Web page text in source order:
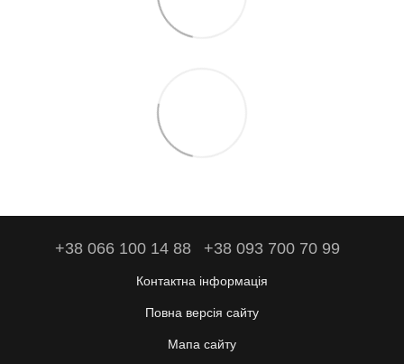
+38 066 100 14 88 +38 093 700 70 99
Контактна інформація
Повна версія сайту
Мапа сайту